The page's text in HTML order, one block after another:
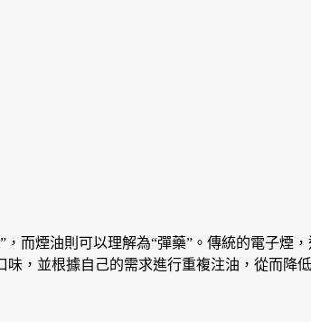
而煙油則可以理解為“彈藥”。傳統的電子煙
，並根據自己的需求進行重複注油，從而降